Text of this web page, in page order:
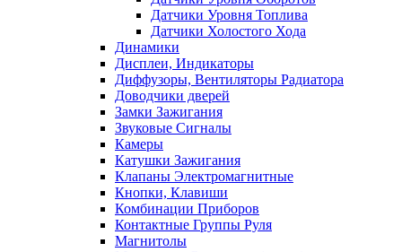
Датчики Уровня Топлива
Датчики Холостого Хода
Динамики
Дисплеи, Индикаторы
Диффузоры, Вентиляторы Радиатора
Доводчики дверей
Замки Зажигания
Звуковые Сигналы
Камеры
Катушки Зажигания
Клапаны Электромагнитные
Кнопки, Клавиши
Комбинации Приборов
Контактные Группы Руля
Магнитолы